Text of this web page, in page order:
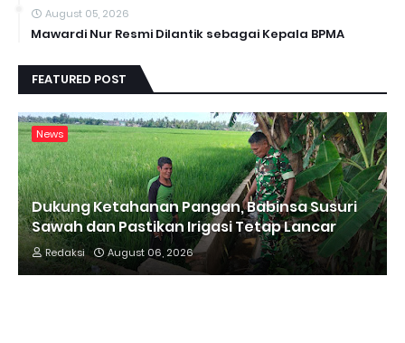
August 05, 2026
Mawardi Nur Resmi Dilantik sebagai Kepala BPMA
FEATURED POST
News
Dukung Ketahanan Pangan, Babinsa Susuri
Sawah dan Pastikan Irigasi Tetap Lancar
Redaksi August 06, 2026